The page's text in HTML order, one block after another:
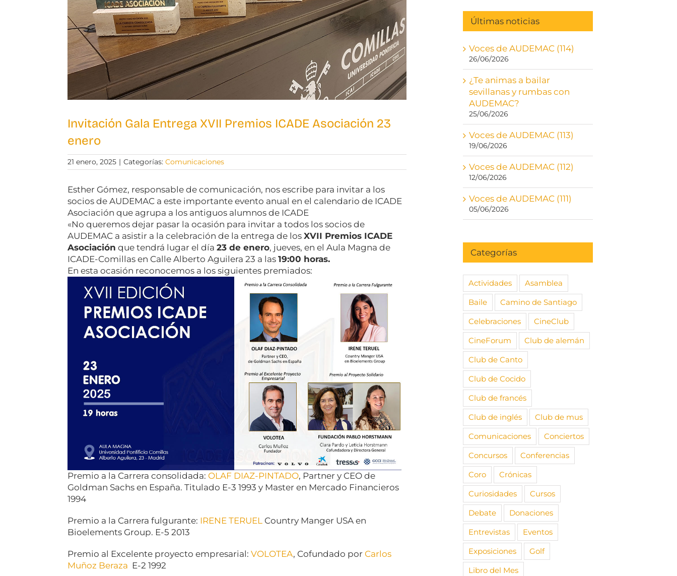
Invitación Gala Entrega XVII Premios ICADE Asociación 23
enero
21 enero, 2025 | Categorías:Comunicaciones
Esther Gómez, responsable de comunicación, nos escribe para invitar a los
socios de AUDEMAC a este importante evento anual en el calendario de ICADE
Asociación que agrupa a los antiguos alumnos de ICADE
«No queremos dejar pasar la ocasión para invitar a todos los socios de
AUDEMAC a asistir a la celebración de la entrega de losXVII Premios ICADE
Asociación que tendrá lugar el día23 de enero, jueves, en el Aula Magna de
ICADE-Comillas en Calle Alberto Aguilera 23 a las19:00 horas.
En esta ocasión reconocemos a los siguientes premiados:
Premio a la Carrera consolidada: OLAF DIAZ-PINTADO, Partner y CEO de
Goldman Sachs en España. Titulado E-3 1993 y Master en Mercado Financieros
1994
Premio a la Carrera fulgurante: IRENE TERUEL Country Manger USA en
Bioelements Group. E-5 2013
Premio al Excelente proyecto empresarial:VOLOTEA, Cofundado por Carlos
Muñoz Beraza E-2 1992
Últimas noticias
Voces de AUDEMAC (114)
26/06/2026
¿Te animas a bailar
sevillanas y rumbas con
AUDEMAC?
25/06/2026
Voces de AUDEMAC (113)
19/06/2026
Voces de AUDEMAC (112)
12/06/2026
Voces de AUDEMAC (111)
05/06/2026
Categorías
Actividades
Asamblea
Baile
Camino de Santiago
Celebraciones
CineClub
CineForum
Club de alemán
Club de Canto
Club de Cocido
Club de francés
Club de inglés
Club de mus
Comunicaciones
Conciertos
Concursos
Conferencias
Coro
Crónicas
Curiosidades
Cursos
Debate
Donaciones
Entrevistas
Eventos
Exposiciones
Golf
Libro del Mes